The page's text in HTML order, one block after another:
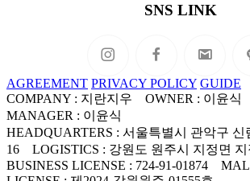
SNS LINK
AGREEMENT PRIVACY POLICY GUIDE
COMPANY : 지란지우 OWNER : 이윤
MANAGER : 이윤식
HEADQUARTERS : 서울특별시 관악구 신
16 LOGISTICS : 강원도 원주시 지정면 지
BUSINESS LICENSE : 724-91-01874